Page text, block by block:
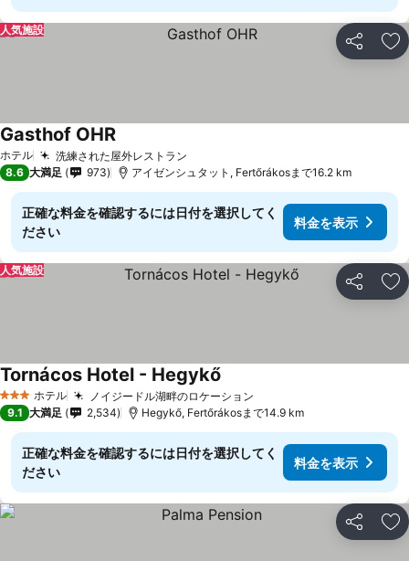
シェア お
人気施設
ホテル 洗練された屋外レストラン
Gasthof OHR料金を表示
8.6 大満足 973 アイゼンシュタット, Fertőrákosまで16.2 km
正確な料金を確認するには日付を選択してく
ださい
料金を表示
シェア お
人気施設
3 ホテルのランク
ホテル ノイジードル湖畔のロケーション
Tornácos Hotel - Hegykő
9.1 大満足 2,534 Hegykő, Fertőrákosまで14.9 km
正確な料金を確認するには日付を選択してく
ださい
料金を表示
シェア お